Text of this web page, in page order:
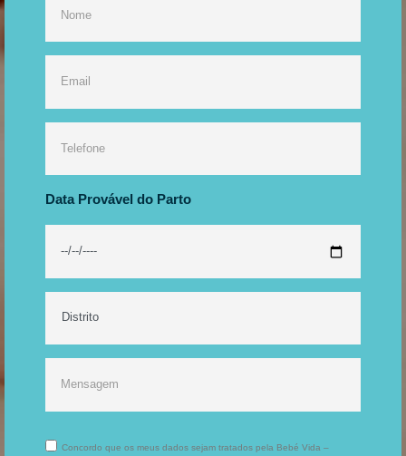
Data Provável do Parto
Concordo que os meus dados sejam tratados pela Bebé Vida –